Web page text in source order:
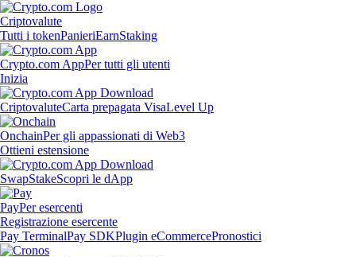
Criptovalute
Tutti i tokenPanieriEarnStaking
Crypto.com AppPer tutti gli utenti
Inizia
CriptovaluteCarta prepagata VisaLevel Up
OnchainPer gli appassionati di Web3
Ottieni estensione
SwapStakeScopri le dApp
PayPer esercenti
Registrazione esercente
Pay TerminalPay SDKPlugin eCommercePronostici